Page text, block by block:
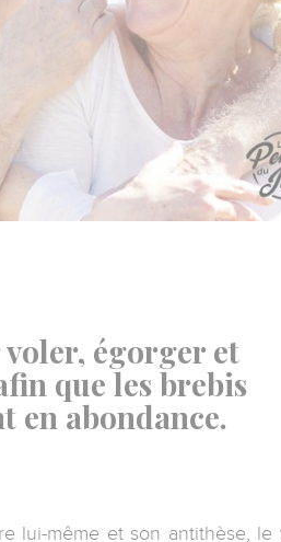
égorger et
que les brebis
en abondance.
lui-même et son antithèse, le